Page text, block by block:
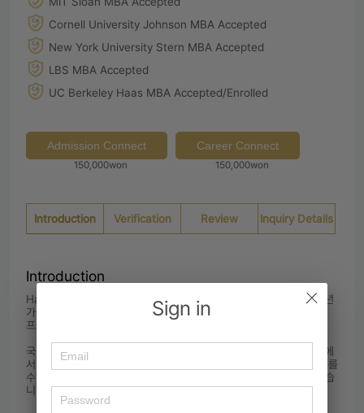
Sign in
Cornell University Johnson MBA Accepted
New York University Stern MBA Accepted
LBS MBA Accepted
UC Berkeley Haas MBA Accepted/Enrolled
Admission Connect
150,000won
Career Connect
150,000won
Introduction Verification Review Inquiry Details
Introduction
Haas, Kellogg, Sloan 등 Top MBA에서 어드미션을 받았으며 21년
가을부터 Haas에서 시작할 예정입니다. MBA Admission이나 지원
프로세스, 인터뷰 등과 관련하여 궁금한 점 있으면 문의주세요.
국내대학 학부(건축학과)를 졸업하고, 건축/건설 분야가 아닌 금융권에
서 커리어를 시작하였습니다. 4대 회계법인 FAS에서 M&A 자문업무를
수행하였고, 현재는 투자기관에서 해외 대체투자 업무를 담당하고 있습
니다.